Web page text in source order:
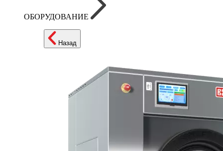
ОБОРУДОВАНИЕ
Назад